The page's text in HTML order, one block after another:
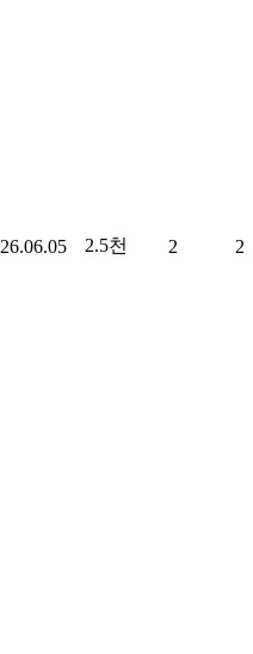
26.06.05 2.5천 2 2